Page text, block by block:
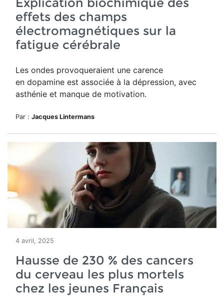
effets des champs
électromagnétiques sur la
fatigue cérébrale
Les ondes provoqueraient une carence
en dopamine est associée à la dépression, avec
asthénie et manque de motivation.
Par : Jacques Lintermans
4 avril, 2025
Hausse de 230 % des cancers
du cerveau les plus mortels
chez les jeunes Français